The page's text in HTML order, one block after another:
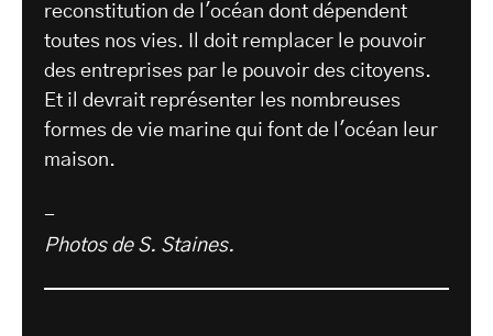
reconstitution de l'océan dont dépendent
toutes nos vies. Il doit remplacer le pouvoir
des entreprises par le pouvoir des citoyens.
Et il devrait représenter les nombreuses
formes de vie marine qui font de l'océan leur
maison.
-
Photos de S. Staines.